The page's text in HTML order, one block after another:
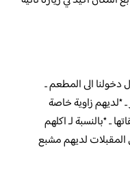
الى المطعم ..
.. *لديهم زاوية خاصة
.. *بالنسبة لـ اكلهم
لديهم مشبع